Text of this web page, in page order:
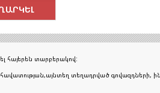
հայերեն տարբերակով:
տեղադրված գովազդների,